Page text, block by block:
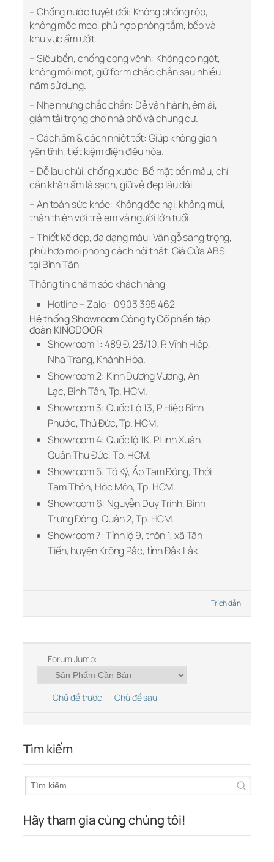
– Chống nước tuyệt đối: Không phồng rộp,
không mốc meo, phù hợp phòng tắm, bếp và
khu vực ẩm ướt.
– Siêu bền, chống cong vênh: Không co ngót,
không mối mọt, giữ form chắc chắn sau nhiều
năm sử dụng.
– Nhẹ nhưng chắc chắn: Dễ vận hành, êm ái,
giảm tải trọng cho nhà phố và chung cư.
– Cách âm & cách nhiệt tốt: Giúp không gian
yên tĩnh, tiết kiệm điện điều hòa.
– Dễ lau chùi, chống xước: Bề mặt bền màu, chỉ
cần khăn ẩm là sạch, giữ vẻ đẹp lâu dài.
– An toàn sức khỏe: Không độc hại, không mùi,
thân thiện với trẻ em và người lớn tuổi.
– Thiết kế đẹp, đa dạng màu: Vân gỗ sang trọng,
phù hợp mọi phong cách nội thất. Giá Cửa ABS
tại Bình Tân
Thông tin chăm sóc khách hàng
Hotline – Zalo : 0903 395 462
Hệ thống Showroom Công ty Cổ phần tập
đoàn KINGDOOR
Showroom 1: 489 Đ. 23/10, P. Vĩnh Hiệp,
Nha Trang, Khánh Hòa.
Showroom 2: Kinh Dương Vương, An
Lạc, Bình Tân, Tp. HCM.
Showroom 3: Quốc Lộ 13, P. Hiệp Bình
Phước, Thủ Đức, Tp. HCM.
Showroom 4: Quốc lộ 1K, P.Linh Xuân,
Quận Thủ Đức, Tp. HCM.
Showroom 5: Tô Ký, Ấp Tam Đông, Thới
Tam Thôn, Hóc Môn, Tp. HCM.
Showroom 6: Nguyễn Duy Trinh, Bình
Trưng Đông, Quận 2, Tp. HCM.
Showroom 7: Tỉnh lộ 9, thôn 1, xã Tân
Tiến, huyện Krông Pắc, tỉnh Đắk Lắk.
Trích dẫn
Forum Jump:
Chủ đề trước Chủ đề sau
Tìm kiếm
Hãy tham gia cùng chúng tôi!